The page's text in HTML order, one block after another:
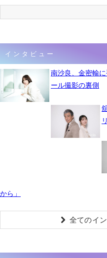
インタビュー
南沙良、金密輸
ール撮影の裏側
から」
全てのイ